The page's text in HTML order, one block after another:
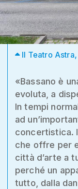
Il Teatro
«Bassano è
evoluta, a
In tempi
ad
concertistica.
che offre per
città d’arte a
perché un
tutto, dalla